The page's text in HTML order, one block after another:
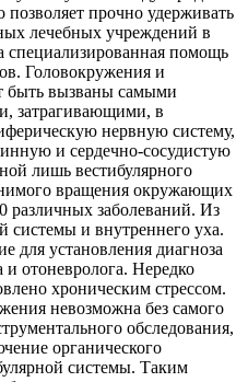
прочно удерживать
лечебных учреждений в
специализированная помощь
Головокружения и
быть вызваны самыми
затрагивающими, в
нервную систему,
и сердечно-сосудистую
лишь вестибулярного
вращения окружающих
различных заболеваний. Из
системы и внутреннего уха.
для установления диагноза
отоневролога. Нередко
хроническим стрессом.
невозможна без самого
обследования,
органического
системы. Таким